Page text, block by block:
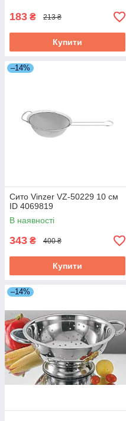
183 ₴ 213 ₴
Купити
–14%
Сито Vinzer VZ-50229 10 см
ID 4069819
В наявності
343 ₴ 400 ₴
Купити
–14%